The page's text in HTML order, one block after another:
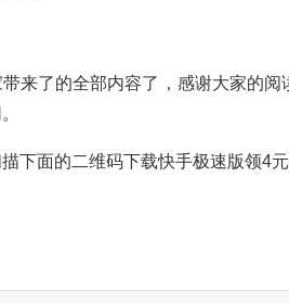
来了的全部内容了，感谢大家的
下面的二维码下载快手极速版领4